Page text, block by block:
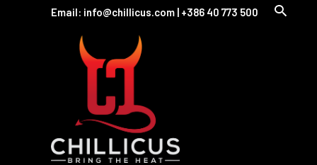
Email: info@chillicus.com | +386 40 773 500